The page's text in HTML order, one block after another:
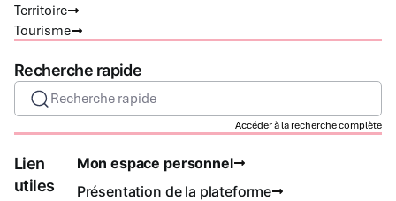
Territoire
Tourisme
Recherche rapide
Recherche rapide
Accéder à la recherche complète
Lien
utiles
Mon espace personnel
Présentation de la plateforme